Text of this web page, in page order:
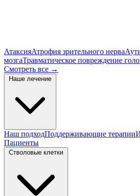
АтаксияАтрофия зрительного нерва
мозгаТравматическое повреждение
Смотреть все →
Наш подходПоддерживающие терапии
Пациенты